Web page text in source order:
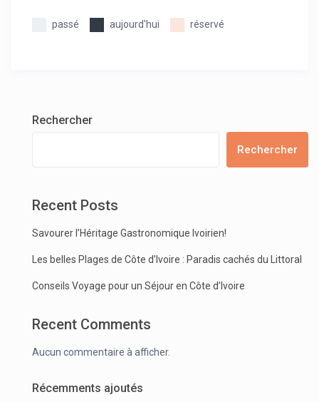
passé aujourd'hui réservé
Rechercher
Rechercher
Recent Posts
Savourer l’Héritage Gastronomique Ivoirien!
Les belles Plages de Côte d’Ivoire : Paradis cachés du Littoral
Conseils Voyage pour un Séjour en Côte d’Ivoire
Recent Comments
Aucun commentaire à afficher.
Récemments ajoutés